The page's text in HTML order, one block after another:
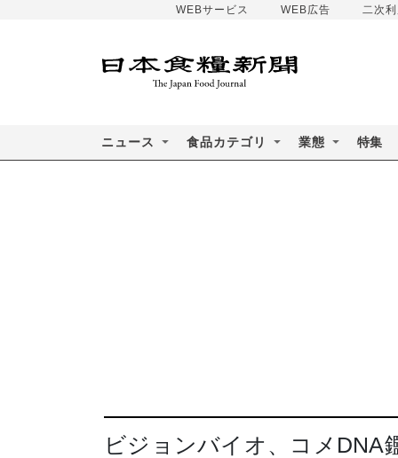
WEBサービス WEB広告 二次
ニュース 食品カテゴリ 業態 特集
ビジョンバイオ、コメ